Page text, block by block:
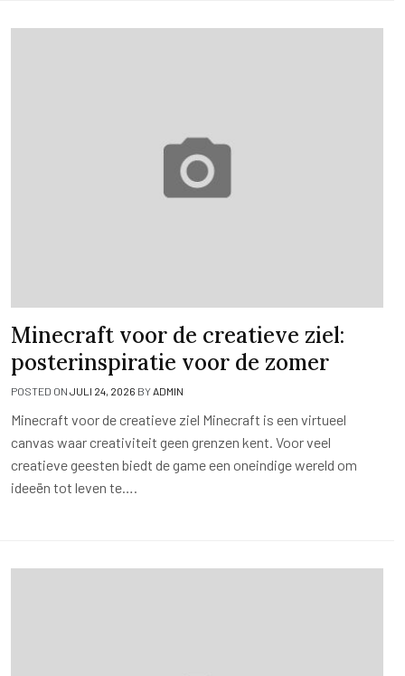
Minecraft voor de creatieve ziel:
posterinspiratie voor de zomer
POSTED ON JULI 24, 2026 BYADMIN
Minecraft voor de creatieve ziel Minecraft is een virtueel
canvas waar creativiteit geen grenzen kent. Voor veel
creatieve geesten biedt de game een oneindige wereld om
ideeën tot leven te….